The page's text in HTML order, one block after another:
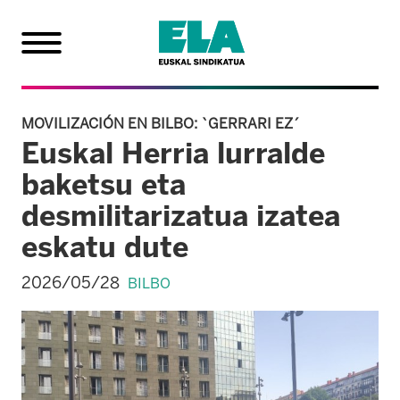
MOVILIZACIÓN EN BILBO: `GERRARI EZ´
Euskal Herria lurralde
baketsu eta
desmilitarizatua izatea
eskatu dute
2026/05/28 BILBO